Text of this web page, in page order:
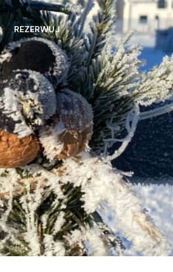
REZERWUJ